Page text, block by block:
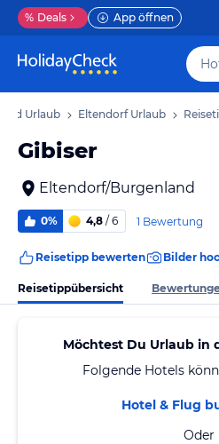
% Deals App öffnen
Urlaub Eltendorf Urlaub
Gibiser
Eltendorf/Burgenland
0% 4,8 / 6 1 Bewertung
Reisetipp bewerten Bilder
Reisetippübersicht
Möchtest Du Urlaub in
Folgende Hotels
Hotel & Flug
Oder